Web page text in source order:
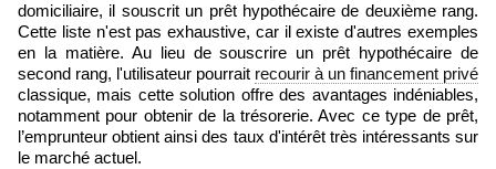
domiciliaire, il souscrit un prêt hypothécaire de deuxième rang.
Cette liste n'est pas exhaustive, car il existe d'autres exemples
en la matière. Au lieu de souscrire un prêt hypothécaire de
second rang, l'utilisateur pourrait recourir à un financement privé
classique, mais cette solution offre des avantages indéniables,
notamment pour obtenir de la trésorerie. Avec ce type de prêt,
l’emprunteur obtient ainsi des taux d'intérêt très intéressants sur
le marché actuel.